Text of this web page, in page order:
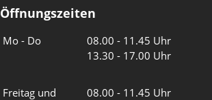
Öffnungszeiten
Mo - Do
08.00 - 11.45 Uhr
13.30 - 17.00 Uhr
Freitag und 08.00 - 11.45 Uhr